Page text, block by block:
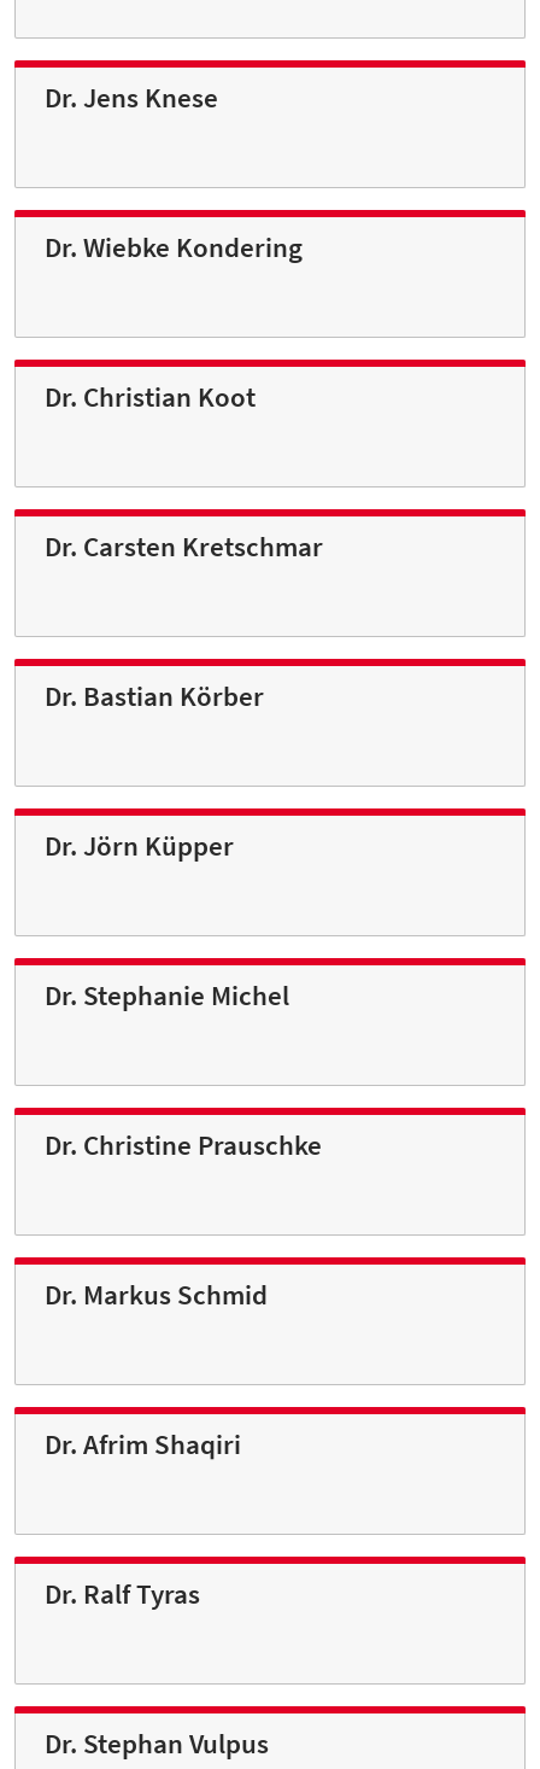
Dr. Jens Knese
Dr. Wiebke Kondering
Dr. Christian Koot
Dr. Carsten Kretschmar
Dr. Bastian Körber
Dr. Jörn Küpper
Dr. Stephanie Michel
Dr. Christine Prauschke
Dr. Markus Schmid
Dr. Afrim Shaqiri
Dr. Ralf Tyras
Dr. Stephan Vulpus